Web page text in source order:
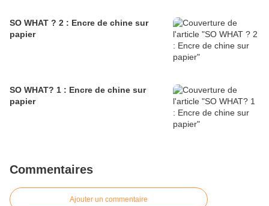
SO WHAT ? 2 : Encre de chine sur
papier
SO WHAT? 1 : Encre de chine sur
papier
Commentaires
Ajouter un commentaire